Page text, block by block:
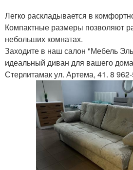
Легко раскладывается в
Компактные размеры позволяют
небольших комнатах.
Заходите в наш салон "Мебель
идеальный диван для вашего
Стерлитамак ул. Артема, 41. 8